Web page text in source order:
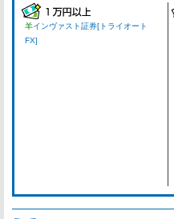
羊インヴァスト証券[トライオート
FX]